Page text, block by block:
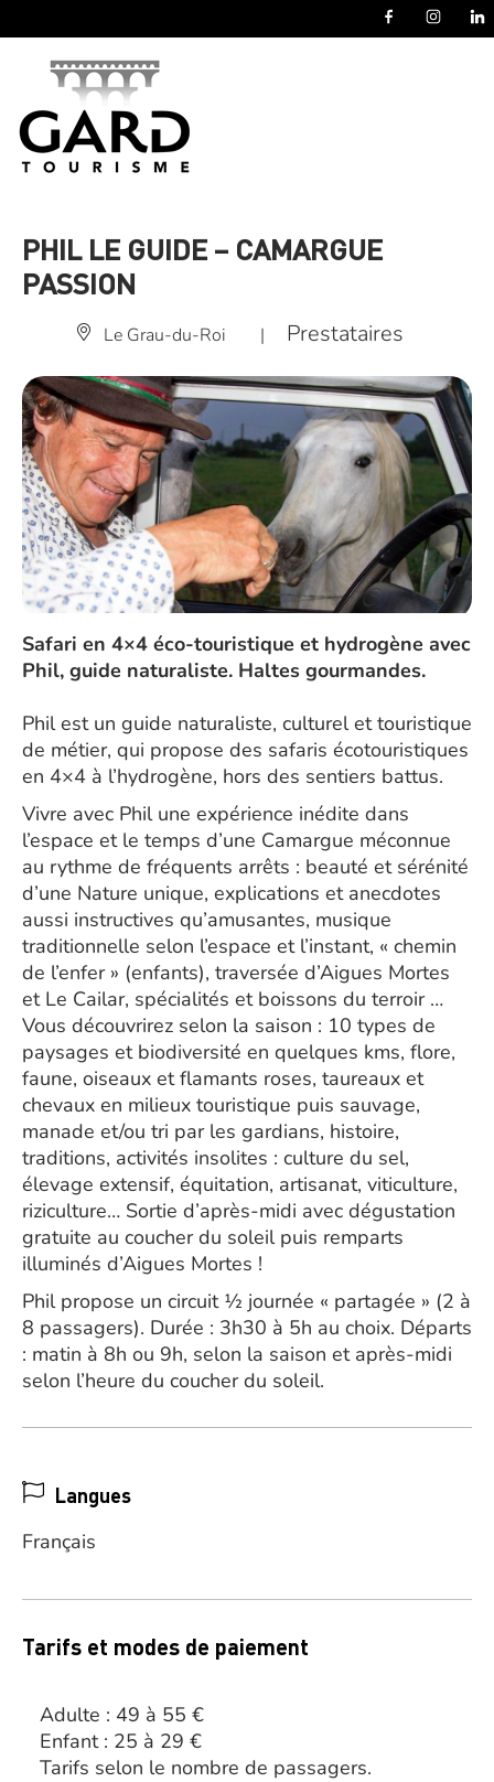
PHIL LE GUIDE – CAMARGUE
PASSION
Le Grau-du-Roi | Prestataires
Safari en 4×4 éco-touristique et hydrogène avec
Phil, guide naturaliste. Haltes gourmandes.
Phil est un guide naturaliste, culturel et touristique
de métier, qui propose des safaris écotouristiques
en 4×4 à l’hydrogène, hors des sentiers battus.
Vivre avec Phil une expérience inédite dans
l’espace et le temps d’une Camargue méconnue
au rythme de fréquents arrêts : beauté et sérénité
d’une Nature unique, explications et anecdotes
aussi instructives qu’amusantes, musique
traditionnelle selon l’espace et l’instant, « chemin
de l’enfer » (enfants), traversée d’Aigues Mortes
et Le Cailar, spécialités et boissons du terroir …
Vous découvrirez selon la saison : 10 types de
paysages et biodiversité en quelques kms, flore,
faune, oiseaux et flamants roses, taureaux et
chevaux en milieux touristique puis sauvage,
manade et/ou tri par les gardians, histoire,
traditions, activités insolites : culture du sel,
élevage extensif, équitation, artisanat, viticulture,
riziculture… Sortie d’après-midi avec dégustation
gratuite au coucher du soleil puis remparts
illuminés d’Aigues Mortes !
Phil propose un circuit ½ journée « partagée » (2 à
8 passagers). Durée : 3h30 à 5h au choix. Départs
: matin à 8h ou 9h, selon la saison et après-midi
selon l’heure du coucher du soleil.
Langues
Français
Tarifs et modes de paiement
Adulte : 49 à 55 €
Enfant : 25 à 29 €
Tarifs selon le nombre de passagers.